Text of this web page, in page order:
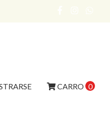
CARRO 0